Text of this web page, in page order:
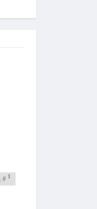
# 1